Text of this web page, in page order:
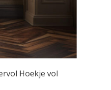
Hoekje vol